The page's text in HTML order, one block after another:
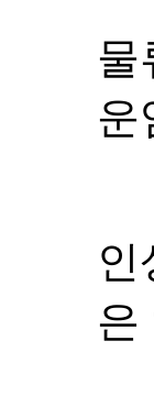
물
운
인
은